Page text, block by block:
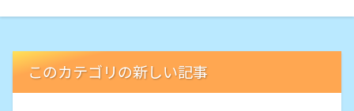
このカテゴリの新しい記事